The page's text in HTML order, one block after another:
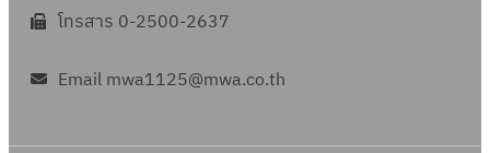
โทรสาร 0-2500-2637
Email mwa1125@mwa.co.th